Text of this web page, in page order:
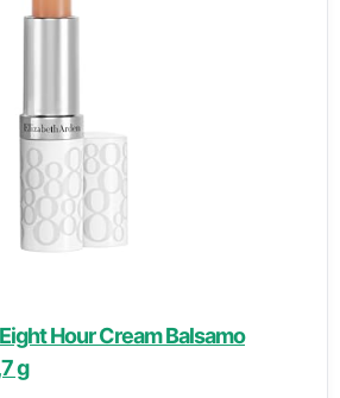
Hour Cream Balsamo
g